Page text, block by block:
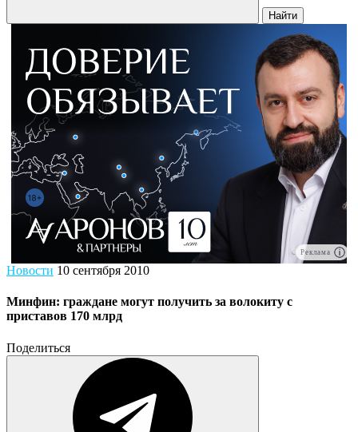
Найти
Реклама
Новости 10 сентября 2010
Минфин: граждане могут получить за волокиту с
приставов 170 млрд
Поделиться